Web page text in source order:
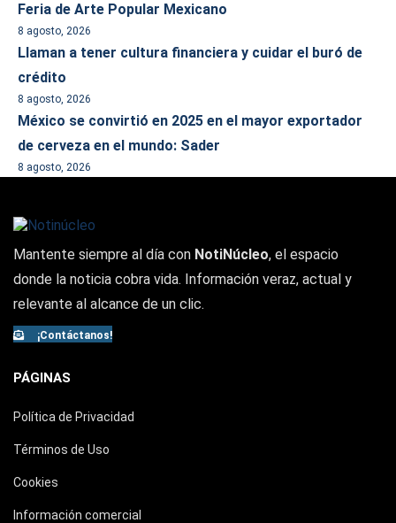
Feria de Arte Popular Mexicano
8 agosto, 2026
Llaman a tener cultura financiera y cuidar el buró de
crédito
8 agosto, 2026
México se convirtió en 2025 en el mayor exportador
de cerveza en el mundo: Sader
8 agosto, 2026
Mantente siempre al día con NotiNúcleo, el espacio
donde la noticia cobra vida. Información veraz, actual y
relevante al alcance de un clic.
¡Contáctanos!
PÁGINAS
Política de Privacidad
Términos de Uso
Cookies
Información comercial